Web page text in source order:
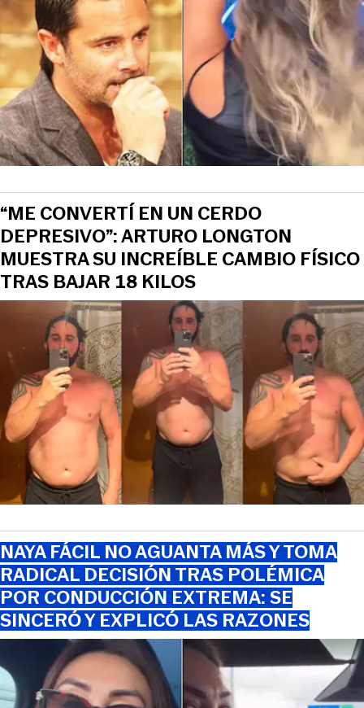
“ME CONVERTÍ EN UN CERDO
DEPRESIVO”: ARTURO LONGTON
MUESTRA SU INCREÍBLE CAMBIO FÍSICO
TRAS BAJAR 18 KILOS
NAYA FÁCIL NO AGUANTA MÁS Y TOMA
RADICAL DECISIÓN TRAS POLÉMICA
POR CONDUCCIÓN EXTREMA: SE
SINCERÓ Y EXPLICÓ LAS RAZONES